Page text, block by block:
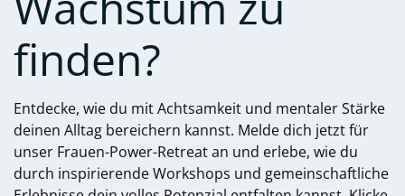
finden?
Entdecke, wie du mit Achtsamkeit und mentaler Stärke
deinen Alltag bereichern kannst. Melde dich jetzt für
unser Frauen-Power-Retreat an und erlebe, wie du
durch inspirierende Workshops und gemeinschaftliche